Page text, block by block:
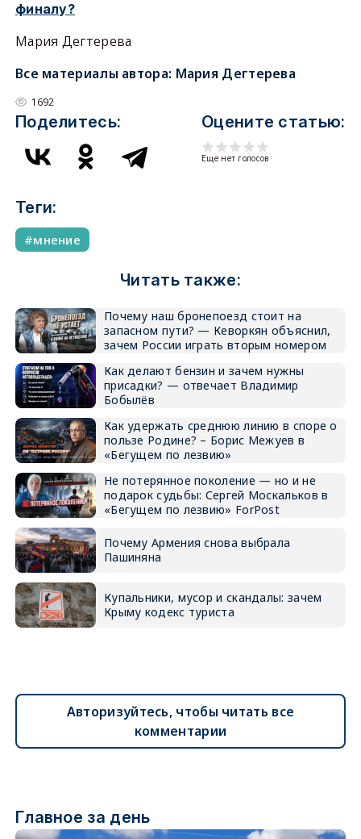
финалу?
Мария Дегтерева
Все материалы автора: Мария Дегтерева
1692
Поделитесь: Оцените статью:
Еще нет голосов
Теги:
мнение
Читать также:
Почему наш бронепоезд стоит на
запасном пути? — Кеворкян объяснил,
зачем России играть вторым номером
Как делают бензин и зачем нужны
присадки? — отвечает Владимир
Бобылёв
Как удержать среднюю линию в споре о
пользе Родине? – Борис Межуев в
«Бегущем по лезвию»
Не потерянное поколение — но и не
подарок судьбы: Сергей Москальков в
«Бегущем по лезвию» ForPost
Почему Армения снова выбрала
Пашиняна
Купальники, мусор и скандалы: зачем
Крыму кодекс туриста
Авторизуйтесь, чтобы читать все
комментарии
Главное за день